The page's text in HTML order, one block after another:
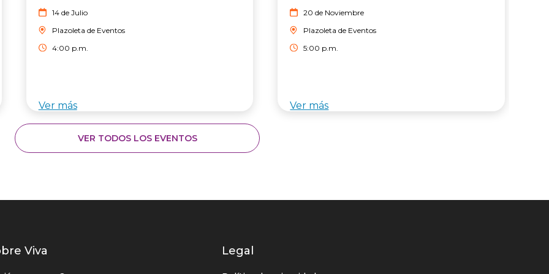
14 de Julio
Plazoleta de Eventos
4:00 p.m.
Ver más
20 de Noviembre
Plazoleta de Eventos
5:00 p.m.
Ver más
VER TODOS LOS EVENTOS
Viva Legal